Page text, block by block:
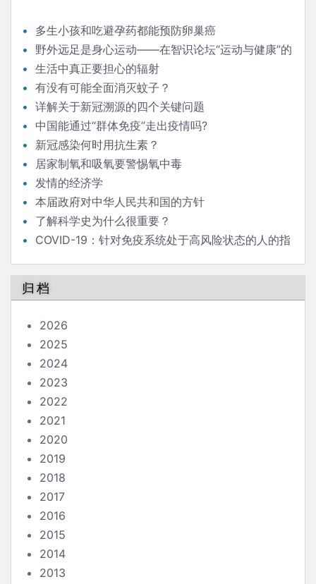
多生小孩和吃避孕药都能预防卵巢癌
野外远足是身心运动——在智识论坛“运动与健康”的
发言生活中真正要担心的辐射
有没有可能全面消灭蚊子？
详解关于新冠溯源的四个关键问题
中国能通过“群体免疫”走出疫情吗?
新冠感染何时用抗生素？
居家制氧和吸氧要警惕氧中毒
发情的经济学
本届政府对中华人民共和国的方针
了解科学史为什么很重要？
COVID-19：针对免疫系统处于高风险状态的人的指
归档
2026
2025
2024
2023
2022
2021
2020
2019
2018
2017
2016
2015
2014
2013